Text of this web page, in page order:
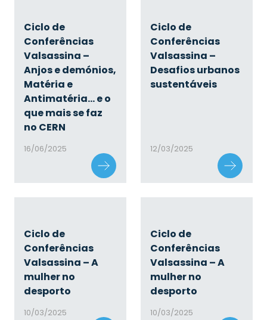
Ciclo de
Conferências
Valsassina –
Anjos e demónios,
Matéria e
Antimatéria… e o
que mais se faz
no CERN
16/06/2025
Ciclo de
Conferências
Valsassina –
Desafios urbanos
sustentáveis
12/03/2025
Ciclo de
Conferências
Valsassina – A
mulher no
desporto
10/03/2025
Ciclo de
Conferências
Valsassina – A
mulher no
desporto
10/03/2025